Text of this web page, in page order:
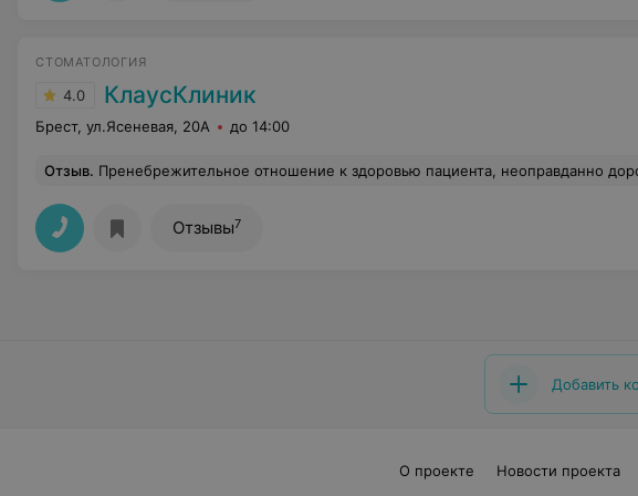
СТОМАТОЛОГИЯ
4.0 КлаусКлиник
Брест, ул.Ясеневая, 20А до 14:00
Отзыв. Пренебрежительное отношение к здоровью пациента, неоправданно дорого , если не хотите остаться без Зубов и без денег, обходите эту клинику стороной.Имею
Отзывы7
Добавить
О проекте Новости проекта